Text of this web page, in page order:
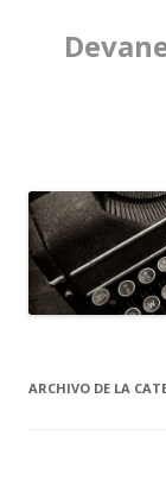
ARCHIVO DE LA